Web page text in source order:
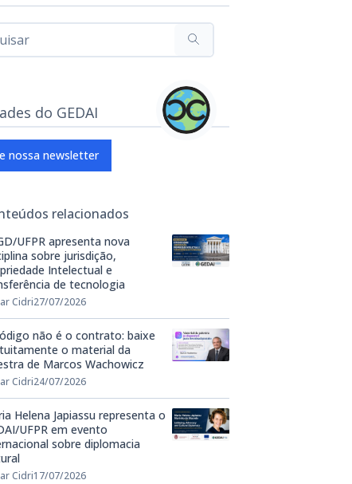
do GEDAI
nossa newsletter
relacionados
UFPR apresenta nova
sobre jurisdição,
Intelectual e
de tecnologia
Cidri27/07/2026
não é o contrato: baixe
o material da
de Marcos Wachowicz
Cidri24/07/2026
Helena Japiassu representa o
UFPR em evento
sobre diplomacia
Cidri17/07/2026